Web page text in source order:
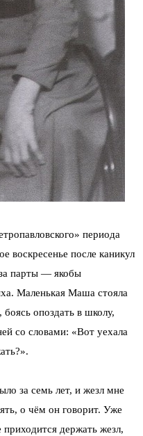
периода
воскресенье после каникул
за парты — якобы
Маленькая Маша стояла
опоздать в школу,
со словами: «Вот уехала
за семь лет, и жезл мне
о чём он говорит. Уже
приходится держать жезл,